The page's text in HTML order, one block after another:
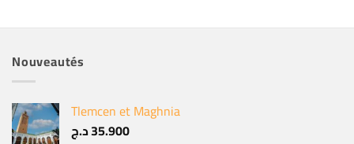
Nouveautés
Tlemcen et Maghnia
35.900د.ج